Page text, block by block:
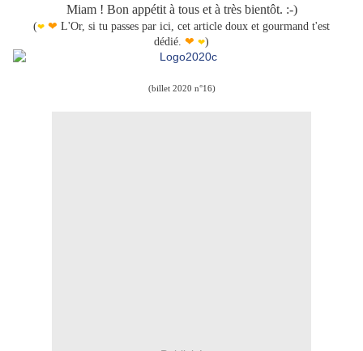
Miam ! Bon appétit à tous et à très bientôt. :-)
(❤ ❤ L'Or, si tu passes par ici, cet article doux et gourmand t'est
dédié. ❤ ❤)
(billet 2020 n°16)